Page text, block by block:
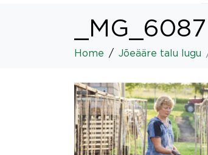
_MG_6087
Home Jõeääre talu lugu